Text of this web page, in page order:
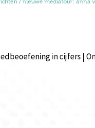
/ nieuwe mediatour: anna
in cijfers |